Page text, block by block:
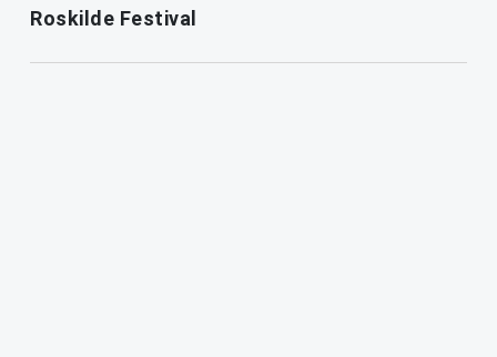
Roskilde Festival